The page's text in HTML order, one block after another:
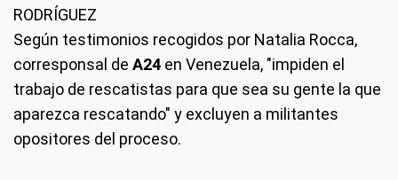
RODRÍGUEZ
Según testimonios recogidos por Natalia Rocca,
corresponsal de A24 en Venezuela, "impiden el
trabajo de rescatistas para que sea su gente la que
aparezca rescatando" y excluyen a militantes
opositores del proceso.